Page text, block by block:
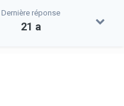
Dernière réponse
21 a